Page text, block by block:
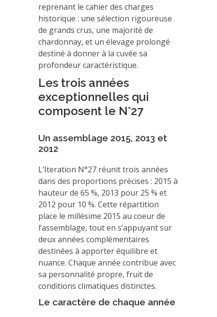
reprenant le cahier des charges
historique : une sélection rigoureuse
de grands crus, une majorité de
chardonnay, et un élevage prolongé
destiné à donner à la cuvée sa
profondeur caractéristique.
Les trois années
exceptionnelles qui
composent le N°27
Un assemblage 2015, 2013 et
2012
L’Iteration N°27 réunit trois années
dans des proportions précises : 2015 à
hauteur de 65 %, 2013 pour 25 % et
2012 pour 10 %. Cette répartition
place le millésime 2015 au coeur de
l’assemblage, tout en s’appuyant sur
deux années complémentaires
destinées à apporter équilibre et
nuance. Chaque année contribue avec
sa personnalité propre, fruit de
conditions climatiques distinctes.
Le caractère de chaque année